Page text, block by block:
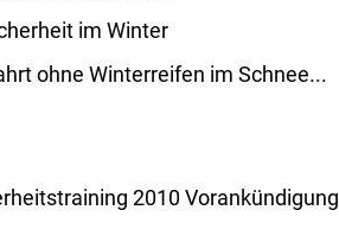
im Winter
ohne Winterreifen im Schnee...
2010 Vorankündigung